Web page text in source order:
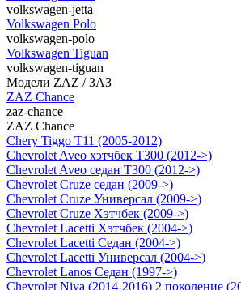
volkswagen-jetta
Volkswagen Polo
volkswagen-polo
Volkswagen Tiguan
volkswagen-tiguan
Модели ZAZ / ЗАЗ
ZAZ Chance
zaz-chance
ZAZ Chance
Chery Tiggo T11 (2005-2012)
Chevrolet Aveo хэтчбек Т300 (2012->)
Chevrolet Aveo седан Т300 (2012->)
Chevrolet Cruze седан (2009->)
Chevrolet Cruze Универсал (2009->)
Chevrolet Cruze Хэтчбек (2009->)
Chevrolet Lacetti Хэтчбек (2004->)
Chevrolet Lacetti Седан (2004->)
Chevrolet Lacetti Универсал (2004->)
Chevrolet Lanos Седан (1997->)
Chevrolet Niva (2014-2016) 2 поколение